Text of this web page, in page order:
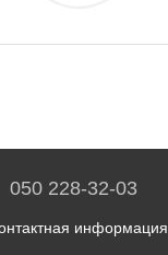
050 228-32-03
информация